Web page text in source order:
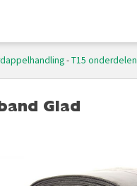
-T15 onderdelen
Glad